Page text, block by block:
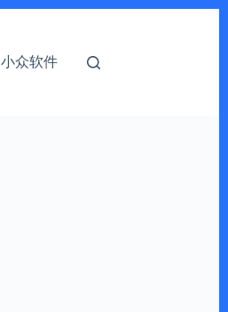
小众软件